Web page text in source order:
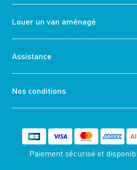
Louer un van aménagé
Assistance
Nos conditions
Paiement sécurisé et